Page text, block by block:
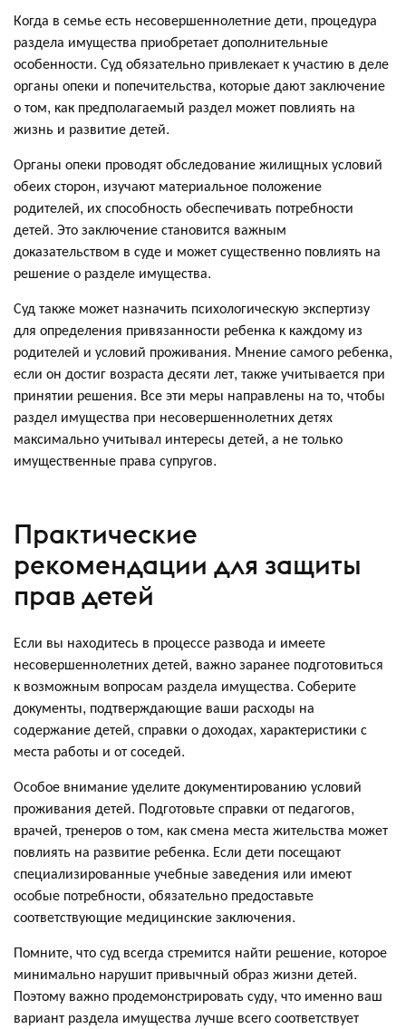
Когда в семье есть несовершеннолетние дети, процедура
раздела имущества приобретает дополнительные
особенности. Суд обязательно привлекает к участию в деле
органы опеки и попечительства, которые дают заключение
о том, как предполагаемый раздел может повлиять на
жизнь и развитие детей.
Органы опеки проводят обследование жилищных условий
обеих сторон, изучают материальное положение
родителей, их способность обеспечивать потребности
детей. Это заключение становится важным
доказательством в суде и может существенно повлиять на
решение о разделе имущества.
Суд также может назначить психологическую экспертизу
для определения привязанности ребенка к каждому из
родителей и условий проживания. Мнение самого ребенка,
если он достиг возраста десяти лет, также учитывается при
принятии решения. Все эти меры направлены на то, чтобы
раздел имущества при несовершеннолетних детях
максимально учитывал интересы детей, а не только
имущественные права супругов.
Практические
рекомендации для защиты
прав детей
Если вы находитесь в процессе развода и имеете
несовершеннолетних детей, важно заранее подготовиться
к возможным вопросам раздела имущества. Соберите
документы, подтверждающие ваши расходы на
содержание детей, справки о доходах, характеристики с
места работы и от соседей.
Особое внимание уделите документированию условий
проживания детей. Подготовьте справки от педагогов,
врачей, тренеров о том, как смена места жительства может
повлиять на развитие ребенка. Если дети посещают
специализированные учебные заведения или имеют
особые потребности, обязательно предоставьте
соответствующие медицинские заключения.
Помните, что суд всегда стремится найти решение, которое
минимально нарушит привычный образ жизни детей.
Поэтому важно продемонстрировать суду, что именно ваш
вариант раздела имущества лучше всего соответствует